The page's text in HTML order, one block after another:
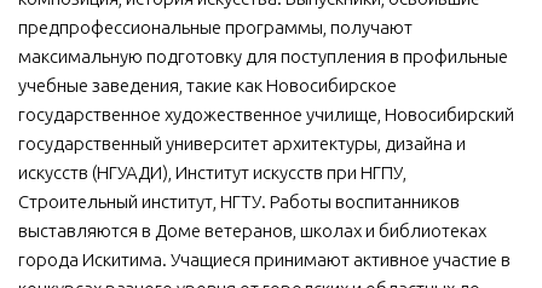
предпрофессиональные программы, получают
максимальную подготовку для поступления в профильные
учебные заведения, такие как Новосибирское
государственное художественное училище, Новосибирский
государственный университет архитектуры, дизайна и
искусств (НГУАДИ), Институт искусств при НГПУ,
Строительный институт, НГТУ. Работы воспитанников
выставляются в Доме ветеранов, школах и библиотеках
города Искитима. Учащиеся принимают активное участие в